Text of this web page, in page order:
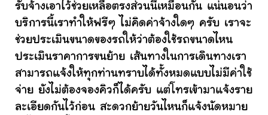
รับจ้างเอาไว้ช่วยเหลือตรงส่วนนี้เหมือนกัน แน่นอนว่า
บริการนี้เราทำให้ฟรีๆ ไม่คิดค่าจ้างใดๆ ครับ เราจะ
ช่วยประเมินขนาดของรถให้ว่าต้องใช้รถขนาดไหน
ประเมินราคาการขนย้าย เส้นทางในการเดินทางเรา
สามารถแจ้งให้ทุกท่านทราบได้ทั้งหมดแบบไม่มีค่าใช้
จ่าย ยังไม่ต้องจองคิวก็ได้ครับ แต่โทรเข้ามาแจ้งราย
ละเอียดกันไว้ก่อน สะดวกย้ายวันไหนก็แจ้งนัดหมาย